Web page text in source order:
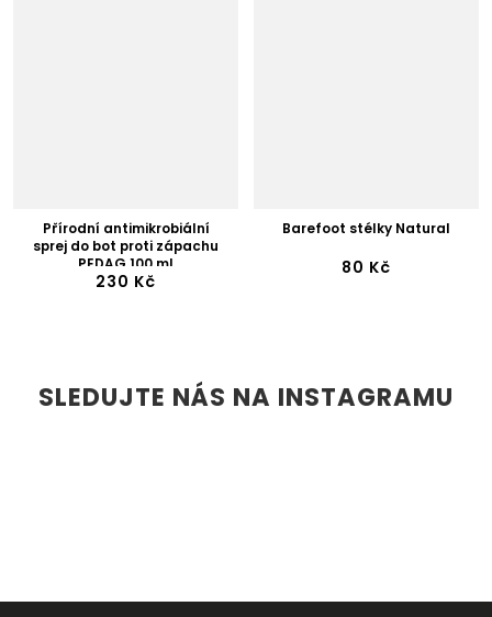
Přírodní antimikrobiální
sprej do bot proti zápachu
PEDAG 100 ml
230 Kč
Barefoot stélky Natural
80 Kč
SLEDUJTE NÁS NA INSTAGRAMU